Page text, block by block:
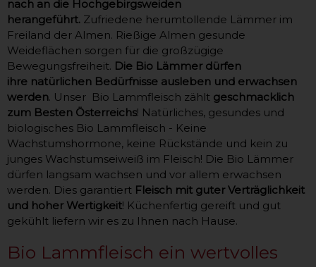
nach an die Hochgebirgsweiden
herangeführt. Zufriedene herumtollende Lämmer im
Freiland der Almen. Rießige Almen gesunde
Weideflächen sorgen für die großzügige
Bewegungsfreiheit. Die Bio Lämmer dürfen
ihre natürlichen Bedürfnisse ausleben und erwachsen
werden. Unser Bio Lammfleisch zählt geschmacklich
zum Besten Österreichs! Natürliches, gesundes und
biologisches Bio Lammfleisch - Keine
Wachstumshormone, keine Rückstände und kein zu
junges Wachstumseiweiß im Fleisch! Die Bio Lämmer
dürfen langsam wachsen und vor allem erwachsen
werden. Dies garantiert Fleisch mit guter Verträglichkeit
und hoher Wertigkeit! Küchenfertig gereift und gut
gekühlt liefern wir es zu Ihnen nach Hause.
Bio Lammfleisch ein wertvolles